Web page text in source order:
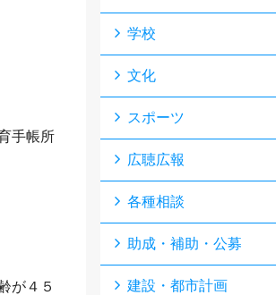
手帳所
が４５
学校
文化
スポーツ
広聴広報
各種相談
助成・補助・公募
建設・都市計画